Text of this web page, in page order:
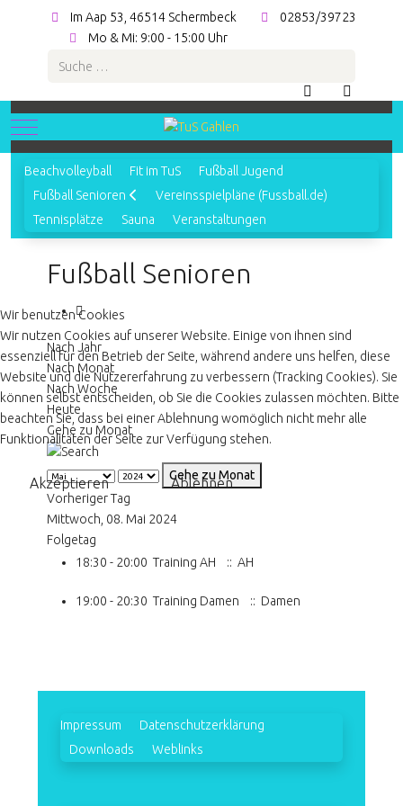
Im Aap 53, 46514 Schermbeck
02853/39723
Mo & Mi: 9:00 - 15:00 Uhr
Suchen
Mobile Menu Toggle
Beachvolleyball Fit im TuS
Fußball Jugend
Fußball Senioren
Vereinsspielpläne (Fussball.de)
Tennisplätze
Sauna Veranstaltungen
Fußball Senioren
Nach Jahr
Nach Monat
Nach Woche
Heute
Gehe zu Monat
Gehe zu Monat
Vorheriger Tag
Mittwoch, 08. Mai 2024
Folgetag
18:30 - 20:00 Training AH :: AH
19:00 - 20:30 Training Damen :: Damen
Impressum
Datenschutzerklärung
Downloads
Weblinks
Wir benutzen Cookies
Wir nutzen Cookies auf unserer Website. Einige von ihnen sind
essenziell für den Betrieb der Seite, während andere uns helfen, diese
Website und die Nutzererfahrung zu verbessern (Tracking Cookies). Sie
können selbst entscheiden, ob Sie die Cookies zulassen möchten. Bitte
beachten Sie, dass bei einer Ablehnung womöglich nicht mehr alle
Funktionalitäten der Seite zur Verfügung stehen.
Akzeptieren Ablehnen